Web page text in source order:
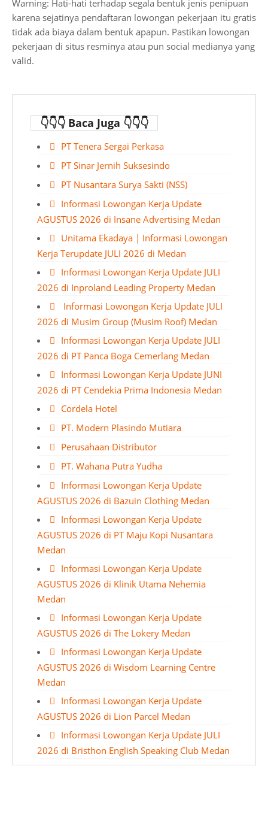
Warning: Hati-hati terhadap segala bentuk jenis penipuan
karena sejatinya pendaftaran lowongan pekerjaan itu gratis
tidak ada biaya dalam bentuk apapun. Pastikan lowongan
pekerjaan di situs resminya atau pun social medianya yang
valid.
👇👇👇 Baca Juga 👇👇👇
PT Tenera Sergai Perkasa
PT Sinar Jernih Suksesindo
PT Nusantara Surya Sakti (NSS)
Informasi Lowongan Kerja Update
AGUSTUS 2026 di Insane Advertising Medan
Unitama Ekadaya | Informasi Lowongan
Kerja Terupdate JULI 2026 di Medan
Informasi Lowongan Kerja Update JULI
2026 di Inproland Leading Property Medan
Informasi Lowongan Kerja Update JULI
2026 di Musim Group (Musim Roof) Medan
Informasi Lowongan Kerja Update JULI
2026 di PT Panca Boga Cemerlang Medan
Informasi Lowongan Kerja Update JUNI
2026 di PT Cendekia Prima Indonesia Medan
Cordela Hotel
PT. Modern Plasindo Mutiara
Perusahaan Distributor
PT. Wahana Putra Yudha
Informasi Lowongan Kerja Update
AGUSTUS 2026 di Bazuin Clothing Medan
Informasi Lowongan Kerja Update
AGUSTUS 2026 di PT Maju Kopi Nusantara
Medan
Informasi Lowongan Kerja Update
AGUSTUS 2026 di Klinik Utama Nehemia
Medan
Informasi Lowongan Kerja Update
AGUSTUS 2026 di The Lokery Medan
Informasi Lowongan Kerja Update
AGUSTUS 2026 di Wisdom Learning Centre
Medan
Informasi Lowongan Kerja Update
AGUSTUS 2026 di Lion Parcel Medan
Informasi Lowongan Kerja Update JULI
2026 di Bristhon English Speaking Club Medan